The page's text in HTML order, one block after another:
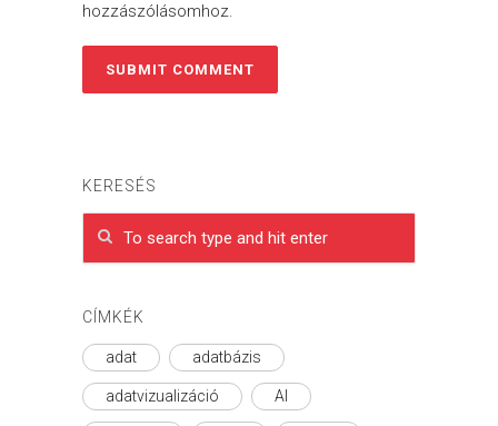
hozzászólásomhoz.
KERESÉS
CÍMKÉK
adat adatbázis
adatvizualizáció AI